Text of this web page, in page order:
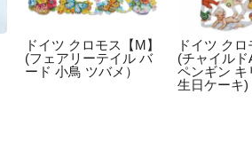
ドイツ クロモス【M】
(フェアリーテイル バ
ード 小鳥 ツバメ）
ドイツ ク
(チャイルド
ペンギン キ
生日ケーキ)